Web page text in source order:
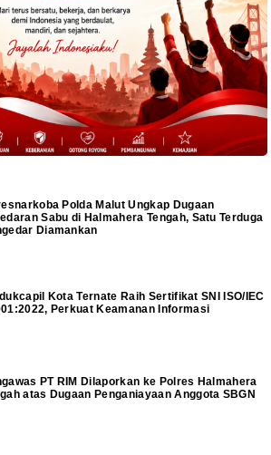
Polda Malut Ungkap Dugaan
Sabu di Halmahera Tengah, Satu Terduga
Diamankan
Kota Ternate Raih Sertifikat SNI ISO/IEC
Perkuat Keamanan Informasi
PT RIM Dilaporkan ke Polres Halmahera
atas Dugaan Penganiayaan Anggota SBGN